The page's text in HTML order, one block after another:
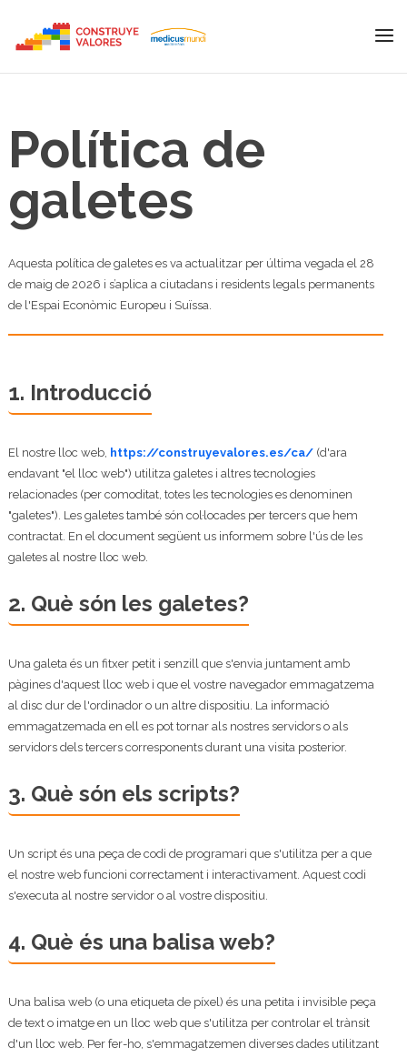
Política de
galetes
Aquesta política de galetes es va actualitzar per última vegada el 28
de maig de 2026 i s’aplica a ciutadans i residents legals permanents
de l'Espai Econòmic Europeu i Suïssa.
1. Introducció
El nostre lloc web, https://construyevalores.es/ca/(d'ara
endavant "el lloc web") utilitza galetes i altres tecnologies
relacionades (per comoditat, totes les tecnologies es denominen
"galetes"). Les galetes també són col·locades per tercers que hem
contractat. En el document següent us informem sobre l'ús de les
galetes al nostre lloc web.
2. Què són les galetes?
Una galeta és un fitxer petit i senzill que s'envia juntament amb
pàgines d'aquest lloc web i que el vostre navegador emmagatzema
al disc dur de l'ordinador o un altre dispositiu. La informació
emmagatzemada en ell es pot tornar als nostres servidors o als
servidors dels tercers corresponents durant una visita posterior.
3. Què són els scripts?
Un script és una peça de codi de programari que s'utilitza per a que
el nostre web funcioni correctament i interactivament. Aquest codi
s'executa al nostre servidor o al vostre dispositiu.
4. Què és una balisa web?
Una balisa web (o una etiqueta de píxel) és una petita i invisible peça
de text o imatge en un lloc web que s'utilitza per controlar el trànsit
d'un lloc web. Per fer-ho, s'emmagatzemen diverses dades utilitzant